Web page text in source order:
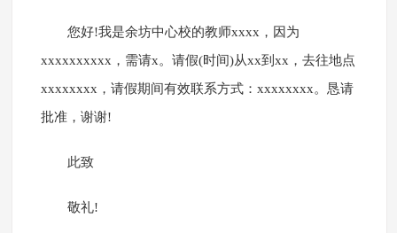
您好!我是余坊中心校的教师xxxx，因为
xxxxxxxxxx，需请x。请假(时间)从xx到xx，去往地点
xxxxxxxx，请假期间有效联系方式：xxxxxxxx。恳请
批准，谢谢!
此致
敬礼!